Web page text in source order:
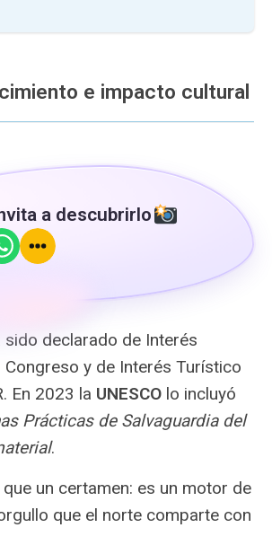
e impacto cultural
a descubrirlo
sido declarado de Interés
Congreso y de Interés Turístico
En 2023 la UNESCO lo incluyó
Prácticas de Salvaguardia del
.
un certamen: es un motor de
que el norte comparte con